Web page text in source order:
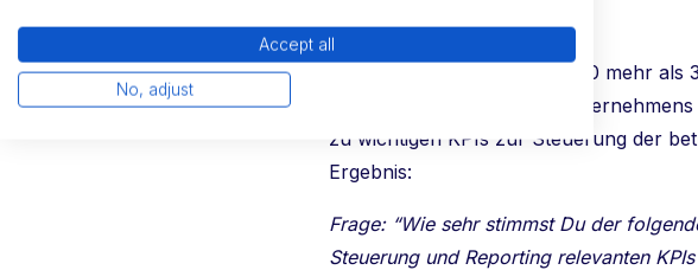
werden.
Wir haben im Dezember 2020 mehr
Digitalisierungsgrad ihres
zu wichtigen KPIs zur Steuerung der
Ergebnis:
Frage: “Wie sehr stimmst Du der
Steuerung und Reporting relevanten
Accept all
No, adjust